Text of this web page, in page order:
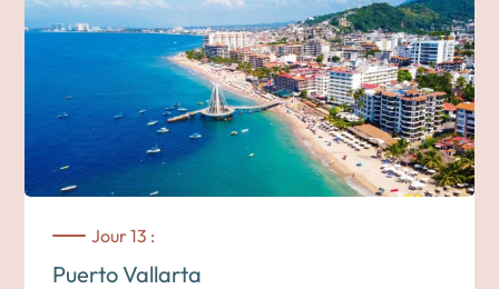
observer la faune tropicale.
Nuit dans un hôtel à Puerto Vallarta
Jour 13 :
Puerto Vallarta